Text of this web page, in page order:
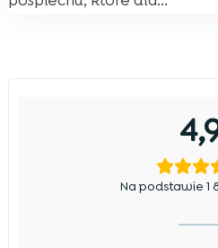
Na podstawie 1